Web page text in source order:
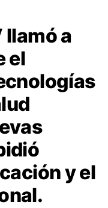
llamó a
el
y el